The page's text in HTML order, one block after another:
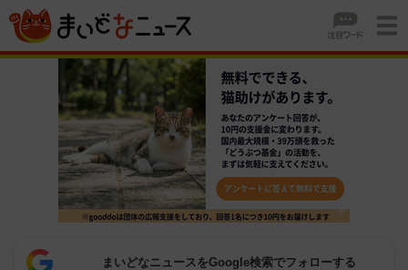
まいどなニュースをGoogle検索でフォローする